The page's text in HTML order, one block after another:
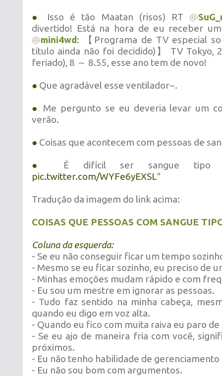
● Isso é tão Maatan (risos) RT @
divertido! Está na hora de eu receber
@mini4wd: 【Programa de TV especial
título ainda não foi decidido)】 TV Tokyo,
feriado), 8 ～ 8.55, esse ano tem de novo!
● Que agradável esse ventilador~.
●
Me pergunto se eu deveria levar um
verão.
● Coisas que acontecem com pessoas de
●
É difícil ser sangue
pic.twitter.com/WYFe6yEXSL"
Tradução da imagem do link acima:
COISAS QUE PESSOAS COM SANGUE
Coluna da esquerda:
- Se eu não conseguir ficar um tempo
- Mesmo se eu ficar sozinho, eu preciso de
- Minhas emoções mudam rápido e com
- Eu sou um mestre em ignorar as pessoas.
- Tudo faz sentido na minha cabeça,
quando eu digo em voz alta.
- Quando eu fico com muita raiva eu paro
- Se eu ajo de maneira fria com você,
próximos.
- Eu não tenho habilidade de
- Eu não sou bom com argumentos.